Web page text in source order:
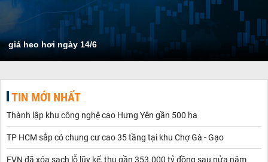
giá heo hơi ngày 14/6
TIN MỚI NHẤT
Thành lập khu công nghệ cao Hưng Yên gần 500 ha
TP HCM sắp có chung cư cao 35 tầng tại khu Chợ Gà - Gạo
EVN đã xóa sạch lỗ lũy kế, thu gần 353.000 tỷ đồng sau nửa năm